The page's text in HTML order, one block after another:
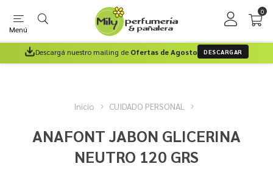
Menú
0
Descargá nuestro mailing de Ofertas de Agosto DESCARGAR
Inicio CUIDADO PERSONAL
ANAFONT JABON GLICERINA
NEUTRO 120 GRS